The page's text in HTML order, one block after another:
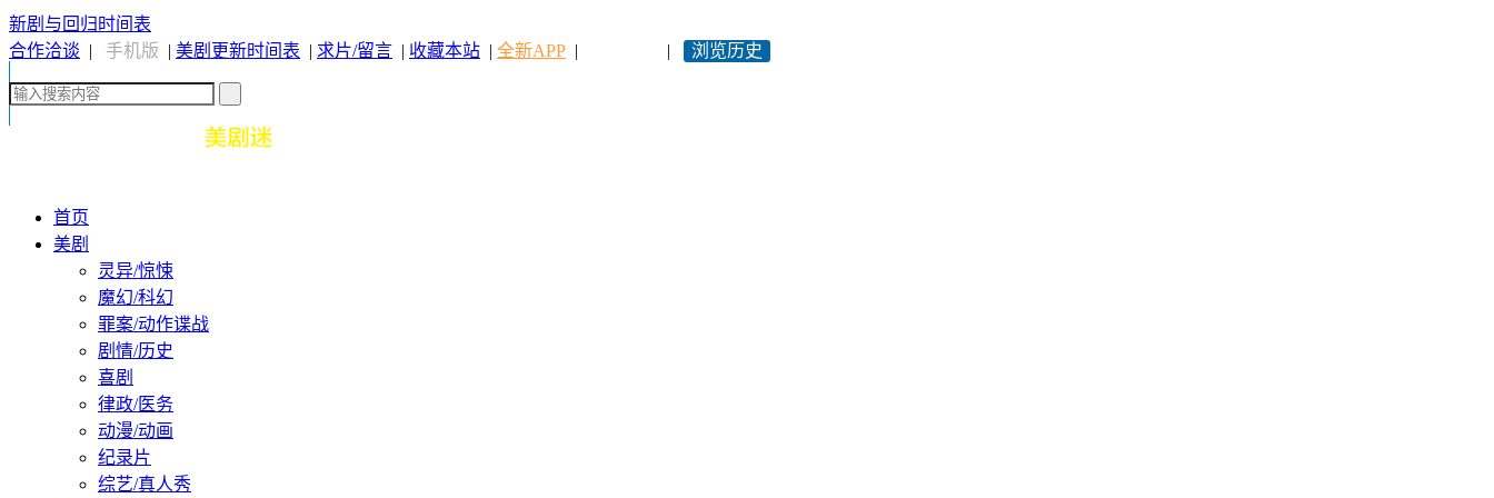
新剧与回归时间表
合作洽谈 | 手机版 | 美剧更新时间表 | 求片/留言 | 收藏本站 | 全新APP | | 浏览历史
首页
美剧
灵异/惊悚
魔幻/科幻
罪案/动作谍战
剧情/历史
喜剧
律政/医务
动漫/动画
纪录片
综艺/真人秀